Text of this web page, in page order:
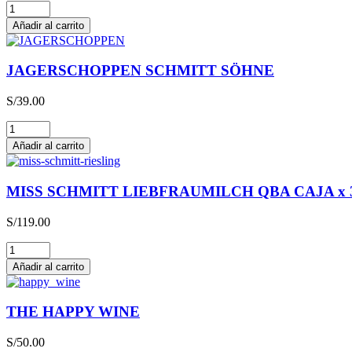
Glühwein
cantidad
Añadir al carrito
JAGERSCHOPPEN SCHMITT SÖHNE
S/39.00
JAGERSCHOPPEN
SCHMITT
SÖHNE
cantidad
Añadir al carrito
MISS SCHMITT LIEBFRAUMILCH QBA CAJA x
S/119.00
MISS
SCHMITT
LIEBFRAUMILCH
QBA
CAJA
x
cantidad
Añadir al carrito
THE HAPPY WINE
S/50.00